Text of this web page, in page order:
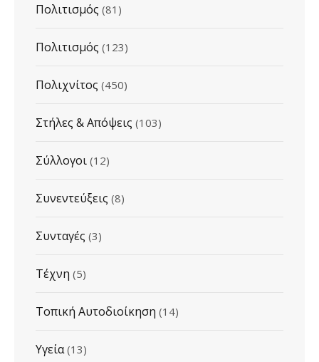
Πολιτισμός (81)
Πολιτισμός (123)
Πολιχνίτος (450)
Στήλες & Απόψεις (103)
Σύλλογοι (12)
Συνεντεύξεις (8)
Συνταγές (3)
Τέχνη (5)
Τοπική Αυτοδιοίκηση (14)
Υγεία (13)